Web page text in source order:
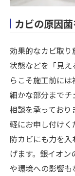
カビの原因
効果的なカビ取
状態などを「見
らこそ施工前に
細かな部分まで
相談を承ってお
軽にお申し付けく
防カビにも力を
げます。銀イオ
や環境への影響